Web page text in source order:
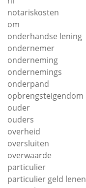
notariskosten
om
onderhandse lening
ondernemer
onderneming
ondernemings
onderpand
opbrengsteigendom
ouder
ouders
overheid
oversluiten
overwaarde
particulier
particulier geld lenen